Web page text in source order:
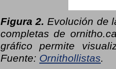
Figura 2. Evolución de
completas de
gráfico permite
Fuente: Ornithollistas.